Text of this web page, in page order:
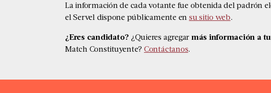
La información de cada votante fue obtenida del padrón
el Servel dispone públicamente en su sitio web.
¿Eres candidato? ¿Quieres agregar más información a
Match Constituyente? Contáctanos.